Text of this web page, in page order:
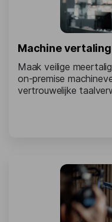
Machine vertaling
Maak veilige
on-premise
vertrouwelijke